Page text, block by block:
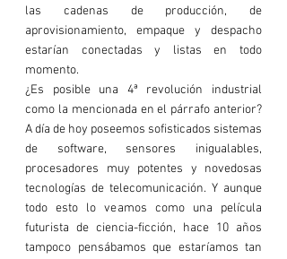
las cadenas de producción, de
aprovisionamiento, empaque y despacho
estarían conectadas y listas en todo
momento.
¿Es posible una 4ª revolución industrial
como la mencionada en el párrafo anterior?
A día de hoy poseemos sofisticados sistemas
de software, sensores inigualables,
procesadores muy potentes y novedosas
tecnologías de telecomunicación. Y aunque
todo esto lo veamos como una película
futurista de ciencia-ficción, hace 10 años
tampoco pensábamos que estaríamos tan